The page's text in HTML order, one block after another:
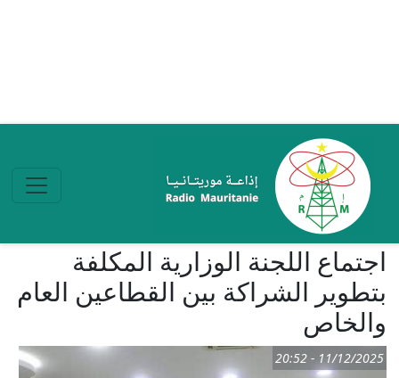
اجتماع اللجنة الوزارية المكلفة
بتطوير الشراكة بين القطاعين العام
والخاص
11/12/2025 - 20:52